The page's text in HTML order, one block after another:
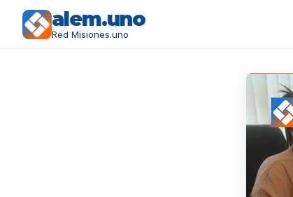
alem.uno
Red Misiones.uno